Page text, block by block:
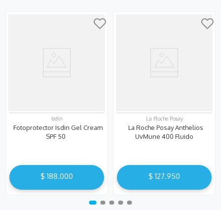
Isdin
Fotoprotector Isdin Gel Cream
SPF 50
$ 188.000
La Roche Posay
La Roche Posay Anthelios
UvMune 400 Fluido
$ 127.950